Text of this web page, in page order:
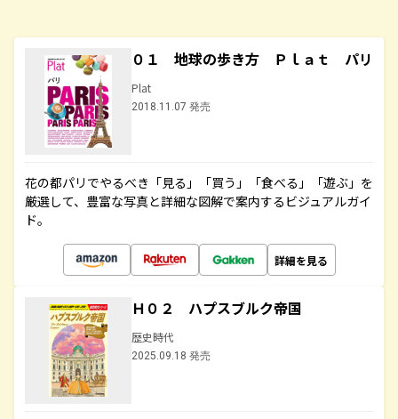
０１ 地球の歩き方 Ｐｌａｔ パリ
Plat
2018.11.07 発売
花の都パリでやるべき「見る」「買う」「食べる」「遊ぶ」を
厳選して、豊富な写真と詳細な図解で案内するビジュアルガイ
ド。
詳細を見る
Ｈ０２ ハプスブルク帝国
歴史時代
2025.09.18 発売